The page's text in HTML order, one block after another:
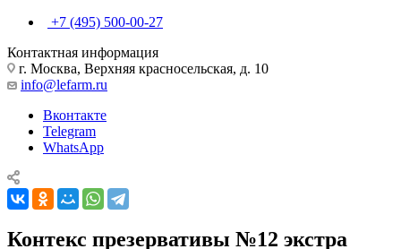
+7 (495) 500-00-27
Контактная информация
г. Москва, Верхняя красносельская, д. 10
info@lefarm.ru
Вконтакте
Telegram
WhatsApp
Контекс презервативы №12 экстра